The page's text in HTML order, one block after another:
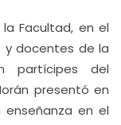
Facultad, en el
y docentes de la
partícipes del
presentó en
en el